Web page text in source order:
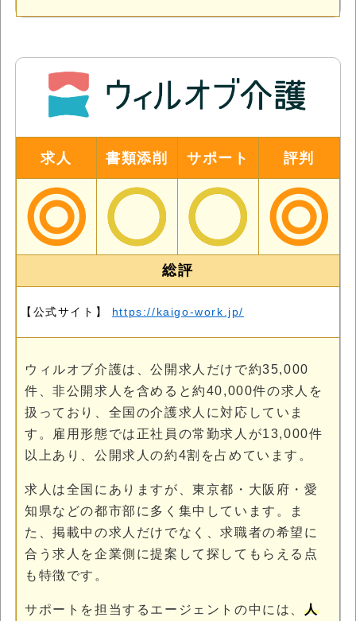
求人 書類添削 サポート 評判
総評
【公式サイト】 https://kaigo-work.jp/
ウィルオブ介護は、公開求人だけで約35,000
件、非公開求人を含めると約40,000件の求人を
扱っており、全国の介護求人に対応していま
す。雇用形態では正社員の常勤求人が13,000件
以上あり、公開求人の約4割を占めています。
求人は全国にありますが、東京都・大阪府・愛
知県などの都市部に多く集中しています。ま
た、掲載中の求人だけでなく、求職者の希望に
合う求人を企業側に提案して探してもらえる点
も特徴です。
サポートを担当するエージェントの中には、 人